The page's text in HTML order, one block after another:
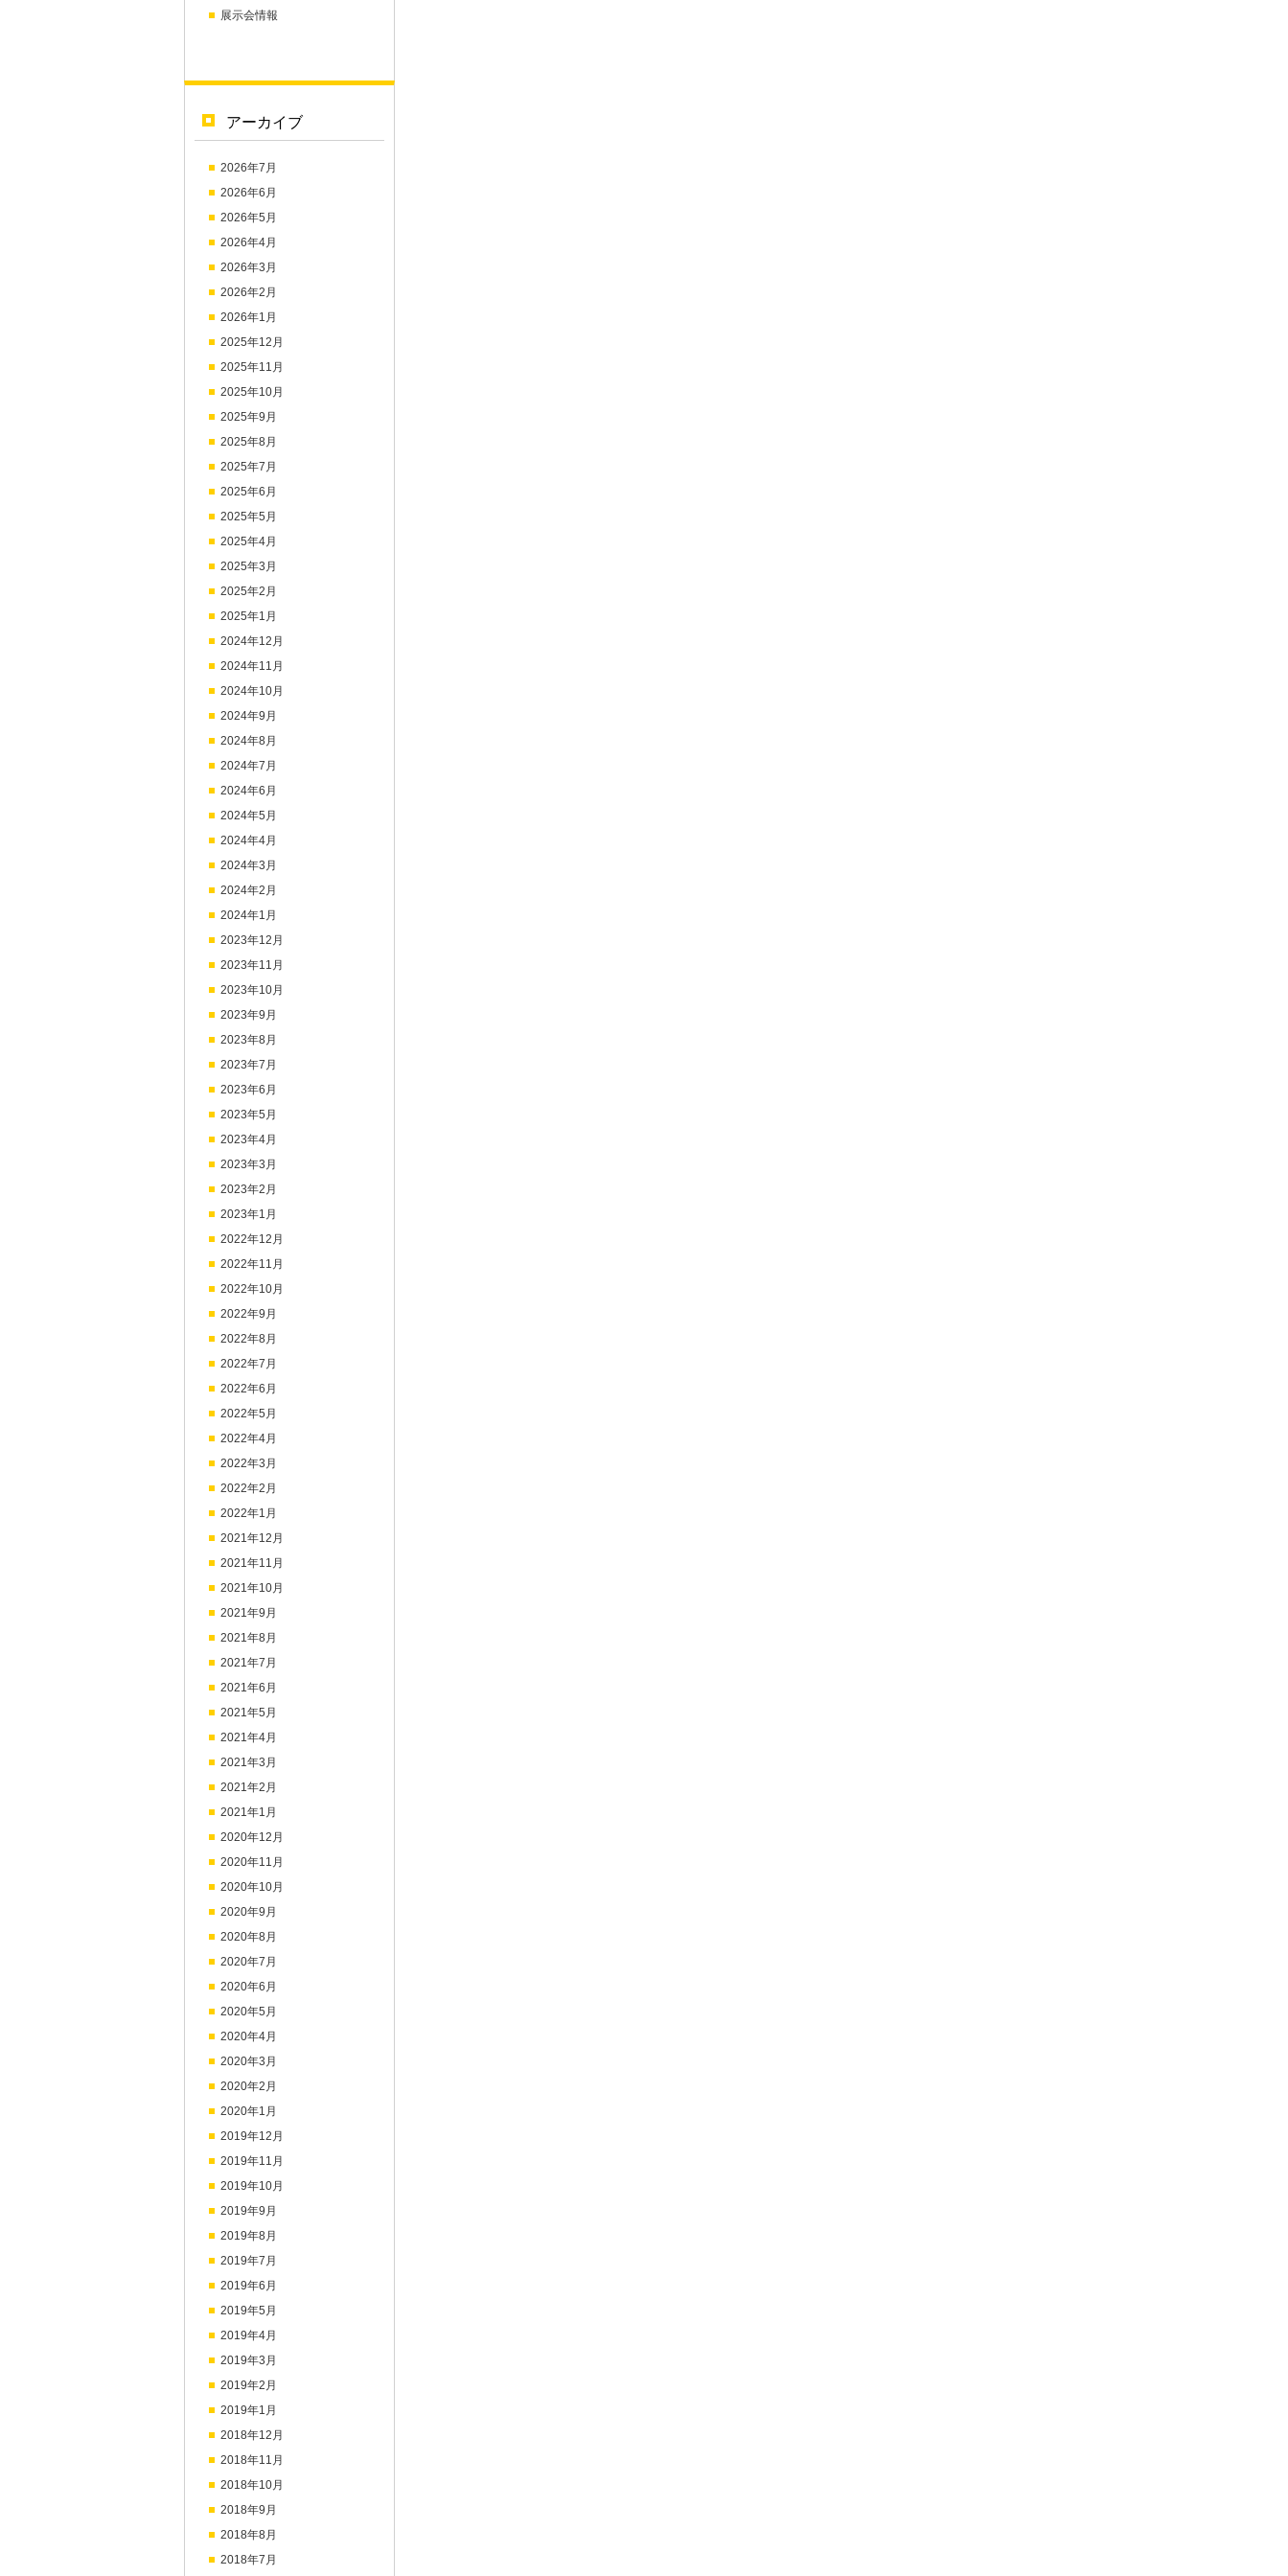
展示会情報
アーカイブ
2026年7月
2026年6月
2026年5月
2026年4月
2026年3月
2026年2月
2026年1月
2025年12月
2025年11月
2025年10月
2025年9月
2025年8月
2025年7月
2025年6月
2025年5月
2025年4月
2025年3月
2025年2月
2025年1月
2024年12月
2024年11月
2024年10月
2024年9月
2024年8月
2024年7月
2024年6月
2024年5月
2024年4月
2024年3月
2024年2月
2024年1月
2023年12月
2023年11月
2023年10月
2023年9月
2023年8月
2023年7月
2023年6月
2023年5月
2023年4月
2023年3月
2023年2月
2023年1月
2022年12月
2022年11月
2022年10月
2022年9月
2022年8月
2022年7月
2022年6月
2022年5月
2022年4月
2022年3月
2022年2月
2022年1月
2021年12月
2021年11月
2021年10月
2021年9月
2021年8月
2021年7月
2021年6月
2021年5月
2021年4月
2021年3月
2021年2月
2021年1月
2020年12月
2020年11月
2020年10月
2020年9月
2020年8月
2020年7月
2020年6月
2020年5月
2020年4月
2020年3月
2020年2月
2020年1月
2019年12月
2019年11月
2019年10月
2019年9月
2019年8月
2019年7月
2019年6月
2019年5月
2019年4月
2019年3月
2019年2月
2019年1月
2018年12月
2018年11月
2018年10月
2018年9月
2018年8月
2018年7月